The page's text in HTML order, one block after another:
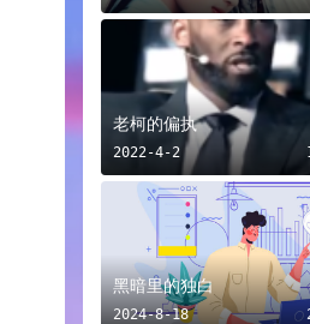
老柯的偏执
2022-4-2
黑暗里的独白
2024-8-18